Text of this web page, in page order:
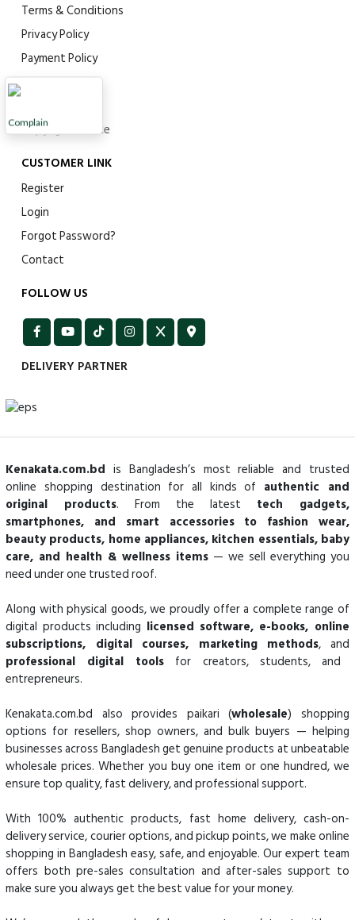
Terms & Conditions
Privacy Policy
Payment Policy
Copyright Notice
CUSTOMER LINK
Register
Login
Forgot Password?
Contact
FOLLOW US
DELIVERY PARTNER
Kenakata.com.bd is Bangladesh’s most reliable and trusted
online shopping destination for all kinds of authentic and
original products. From the latest tech gadgets,
smartphones, and smart accessories to fashion wear,
beauty products, home appliances, kitchen essentials, baby
care, and health & wellness items — we sell everything you
need under one trusted roof.
Along with physical goods, we proudly offer a complete range of
digital products including licensed software, e-books, online
subscriptions, digital courses, marketing methods, and
professional digital tools for creators, students, and
entrepreneurs.
Kenakata.com.bd also provides paikari (wholesale) shopping
options for resellers, shop owners, and bulk buyers — helping
businesses across Bangladesh get genuine products at unbeatable
wholesale prices. Whether you buy one item or one hundred, we
ensure top quality, fast delivery, and professional support.
With 100% authentic products, fast home delivery, cash-on-
delivery service, courier options, and pickup points, we make online
shopping in Bangladesh easy, safe, and enjoyable. Our expert team
offers both pre-sales consultation and after-sales support to
make sure you always get the best value for your money.
Complain